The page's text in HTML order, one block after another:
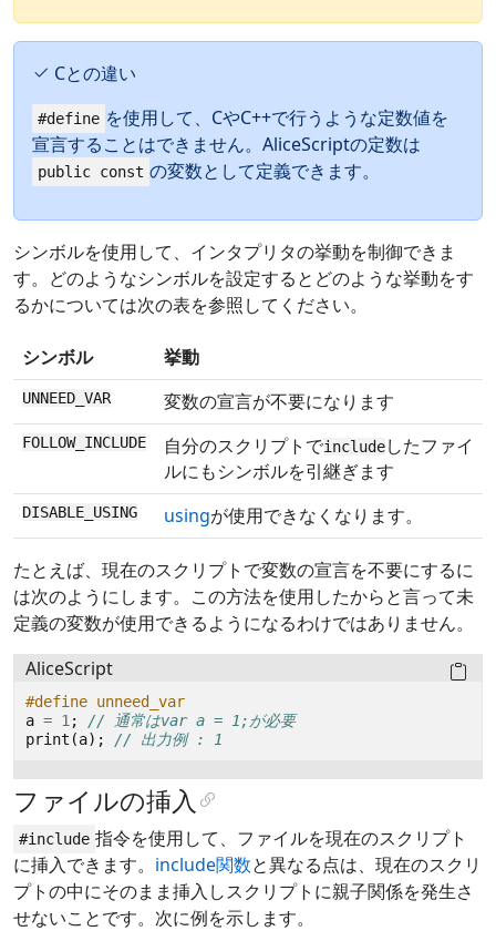
Cとの違い
#define を使用して、CやC++で行うような定数値を
宣言することはできません。AliceScriptの定数は
public const の変数として定義できます。
シンボルを使用して、インタプリタの挙動を制御できま
す。どのようなシンボルを設定するとどのような挙動をす
るかについては次の表を参照してください。
シンボル 挙動
UNNEED_VAR 変数の宣言が不要になります
FOLLOW_INCLUDE 自分のスクリプトでincludeしたファイ
ルにもシンボルを引継ぎます
DISABLE_USING usingが使用できなくなります。
たとえば、現在のスクリプトで変数の宣言を不要にするに
は次のようにします。この方法を使用したからと言って未
定義の変数が使用できるようになるわけではありません。
AliceScript
#define unneed_var
a = 1 ;
// 通常はvar a = 1;が必要
print (a); // 出力例 : 1
ファイルの挿入
#include 指令を使用して、ファイルを現在のスクリプト
に挿入できます。 include関数と異なる点は、現在のスクリ
プトの中にそのまま挿入しスクリプトに親子関係を発生さ
せないことです。次に例を示します。